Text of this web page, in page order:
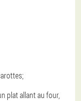
plat allant au four,